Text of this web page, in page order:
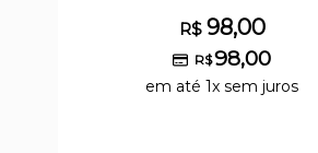
R$ 98,00
R$98,00
em até 1x sem juros